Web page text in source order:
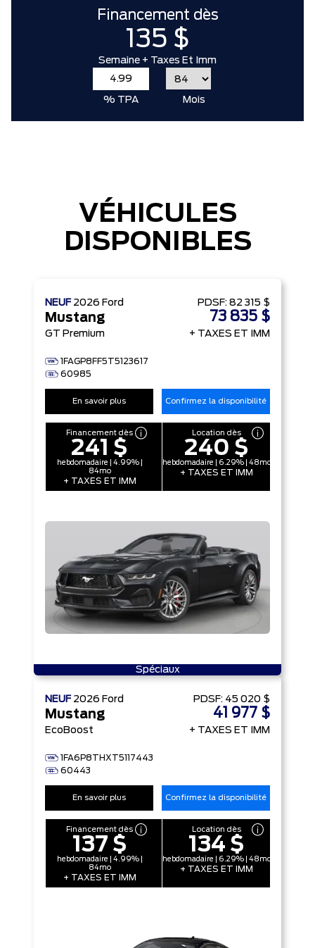
Financement dès
135 $
Semaine + Taxes Et Imm
% TPA Mois
VÉHICULES
DISPONIBLES
NEUF 2026 Ford
Mustang
GT Premium
1FAGP8FF5T5123617
60985
PDSF: 82 315 $
73 835 $
+ TAXES ET IMM
En savoir plus Confirmez la disponibilité
Financement dès
241 $
hebdomadaire | 4.99% |
84mo
+ TAXES ET IMM
Location dès
240 $
hebdomadaire | 6.29% | 48mo
+ TAXES ET IMM
Spéciaux
NEUF 2026 Ford
Mustang
EcoBoost
1FA6P8THXT5117443
60443
PDSF: 45 020 $
41 977 $
+ TAXES ET IMM
En savoir plus Confirmez la disponibilité
Financement dès
137 $
hebdomadaire | 4.99% |
84mo
+ TAXES ET IMM
Location dès
134 $
hebdomadaire | 6.29% | 48mo
+ TAXES ET IMM